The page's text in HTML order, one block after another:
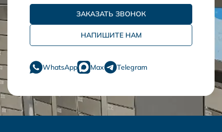
ЗАКАЗАТЬ ЗВОНОК
НАПИШИТЕ НАМ
WhatsApp Max Telegram